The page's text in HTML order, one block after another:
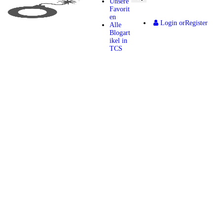
Favorit
en
Alle
Blogart
ikel in
TCS
Login orRegister